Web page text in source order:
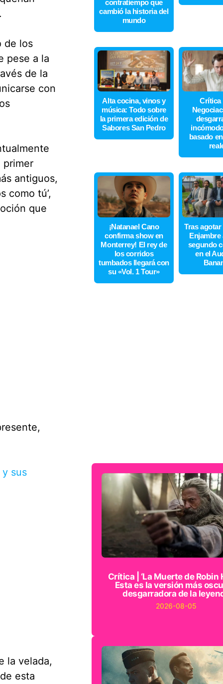
de los
pese a la
de la
con
primer
antiguos,
como tú’,
que
sus
la velada,
esta
contratiempo que
cambió la historia del
mundo
Alta cocina, vinos y
música: Todo sobre
la primera edición de
Sabores San Pedro
Crítica
basado
¡Natanael Cano
confirma show en
Monterrey! El rey de
los corridos
tumbados llegará con
su «Vol. 1 Tour»
Tras
Enjambre
segundo
en el
Crítica | ‘La Muerte de Robin
Esta es la versión más
desgarradora de la
2026-08-05